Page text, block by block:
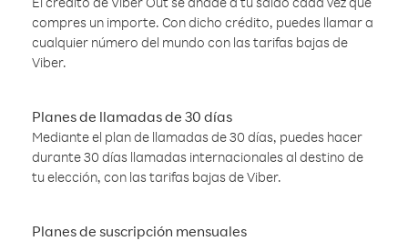
compres un importe. Con dicho crédito, puedes llamar a
cualquier número del mundo con las tarifas bajas de
Viber.
Planes de llamadas de 30 días
Mediante el plan de llamadas de 30 días, puedes hacer
durante 30 días llamadas internacionales al destino de
tu elección, con las tarifas bajas de Viber.
Planes de suscripción mensuales